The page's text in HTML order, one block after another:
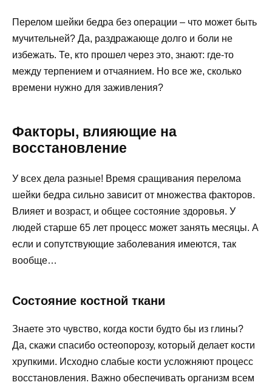
Перелом шейки бедра без операции – что может быть
мучительней? Да, раздражающе долго и боли не
избежать. Те, кто прошел через это, знают: где-то
между терпением и отчаянием. Но все же, сколько
времени нужно для заживления?
Факторы, влияющие на
восстановление
У всех дела разные! Время сращивания перелома
шейки бедра сильно зависит от множества факторов.
Влияет и возраст, и общее состояние здоровья. У
людей старше 65 лет процесс может занять месяцы. А
если и сопутствующие заболевания имеются, так
вообще…
Состояние костной ткани
Знаете это чувство, когда кости будто бы из глины?
Да, скажи спасибо остеопорозу, который делает кости
хрупкими. Исходно слабые кости усложняют процесс
восстановления. Важно обеспечивать организм всем